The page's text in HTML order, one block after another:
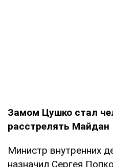
Замом Цушко стал
расстрелять Майдан
Министр внутренних
назначил Сергея